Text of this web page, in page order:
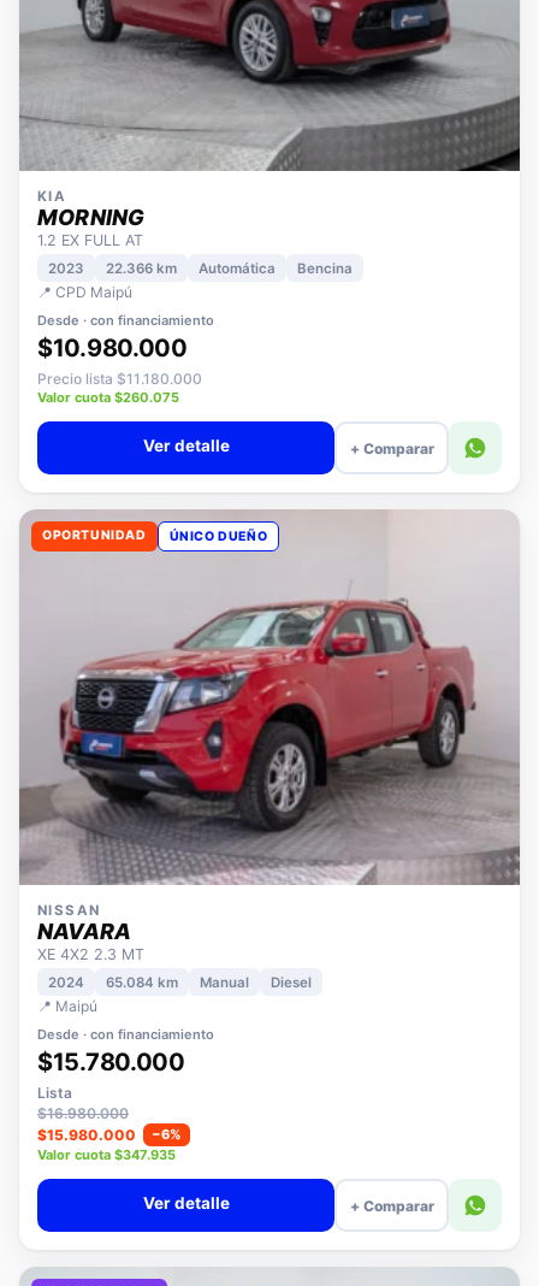
KIA
MORNING
1.2 EX FULL AT
2023 22.366 km
📍 CPD Maipú
Desde · con financiamiento
$10.980.000
Precio lista $11.180.000
Valor cuota $260.075
+ Comparar
OPORTUNIDAD
NISSAN
NAVARA
XE 4X2 2.3 MT
2024
📍 Maipú
Desde · con financiamiento
$15.780.000
Lista
$16.980.000
$15.980.000
−6%
Valor cuota $347.935
+ Comparar